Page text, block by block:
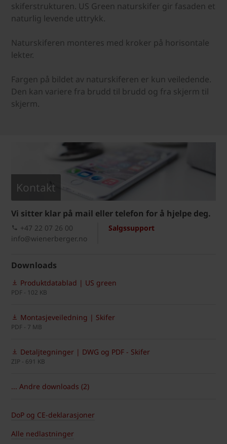
skiferstrukturen. US Green naturskifer gir fasaden et
naturlig levende uttrykk.
Naturskiferen monteres med kroker på horisontale
lekter.
Fargen på bildet av naturskiferen er kun veiledende.
Den kan variere fra brudd til brudd og fra skjerm til
skjerm.
Kontakt
Vi sitter klar på mail eller telefon for å hjelpe deg.
Salgssupport
+47 22 07 26 00
info@wienerberger.no
Downloads
Produktdatablad | US green
PDF - 102 KB
Montasjeveiledning | Skifer
PDF - 7 MB
Detaljtegninger | DWG og PDF - Skifer
ZIP - 691 KB
... Andre downloads (2)
DoP og CE-deklarasjoner
Alle nedlastninger